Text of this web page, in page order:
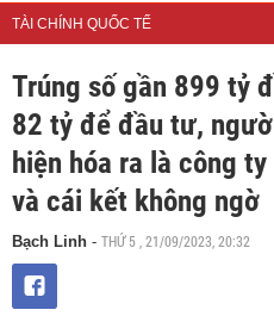
TÀI CHÍNH QUỐC TẾ
Trúng số gần 899 tỷ
82 tỷ để đầu tư,
hiện hóa ra là công
và cái kết không ngờ
Bạch Linh - THỨ 5 , 21/09/2023, 20:32